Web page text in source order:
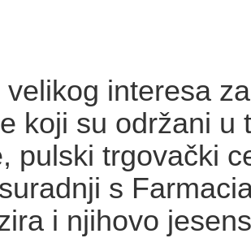
velikog interesa
koji su održani u
pulski trgovački
s
i njihovo